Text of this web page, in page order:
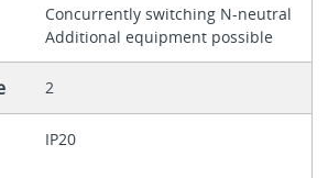
Concurrently switching N-neutral
Additional equipment possible
2
IP20